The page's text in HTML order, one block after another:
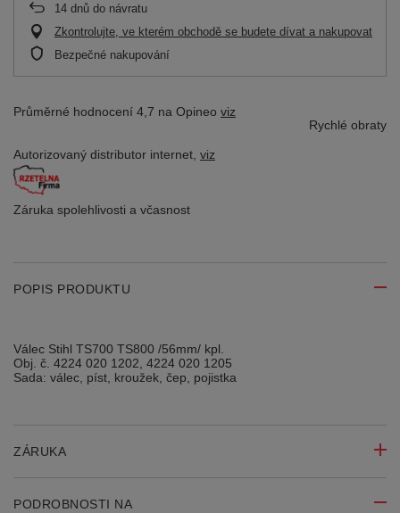
14 dnů do návratu
Zkontrolujte, ve kterém obchodě se budete dívat a nakupovat
Bezpečné nakupování
Průměrné hodnocení 4,7 na Opineo viz
Rychlé obraty
Autorizovaný distributor internet, viz
Záruka spolehlivosti a včasnost
POPIS PRODUKTU
Válec Stihl TS700 TS800 /56mm/ kpl.
Obj. č. 4224 020 1202, 4224 020 1205
Sada: válec, píst, kroužek, čep, pojistka
ZÁRUKA
PODROBNOSTI NA